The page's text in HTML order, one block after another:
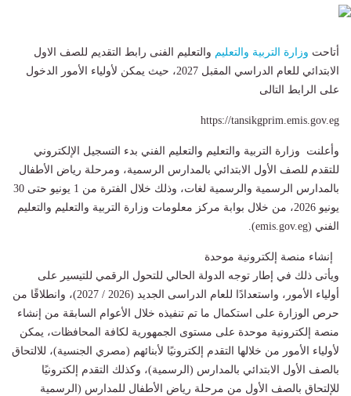
أتاحت وزارة التربية والتعليم والتعليم الفنى رابط التقديم للصف الاول
الابتدائي للعام الدراسي المقبل 2027، حيث يمكن لأولياء الأمور الدخول
على الرابط التالى
https://tansikgprim.emis.gov.eg
وأعلنت وزارة التربية والتعليم والتعليم الفني بدء التسجيل الإلكتروني
للتقدم للصف الأول الابتدائي بالمدارس الرسمية، ومرحلة رياض الأطفال
بالمدارس الرسمية والرسمية لغات، وذلك خلال الفترة من 1 يونيو حتى 30
يونيو 2026، من خلال بوابة مركز معلومات وزارة التربية والتعليم والتعليم
الفني (emis.gov.eg).
إنشاء منصة إلكترونية موحدة
ويأتى ذلك في إطار توجه الدولة الحالي للتحول الرقمي للتيسير على
أولياء الأمور، واستعدادًا للعام الدراسى الجديد (2026 / 2027)، وانطلاقًا من
حرص الوزارة على استكمال ما تم تنفيذه خلال الأعوام السابقة من إنشاء
منصة إلكترونية موحدة على مستوى الجمهورية لكافة المحافظات، يمكن
لأولياء الأمور من خلالها التقدم إلكترونيًا لأبنائهم (مصري الجنسية)، للالتحاق
بالصف الأول الابتدائي بالمدارس (الرسمية)، وكذلك التقدم إلكترونيًا
للإلتحاق بالصف الأول من مرحلة رياض الأطفال للمدارس (الرسمية